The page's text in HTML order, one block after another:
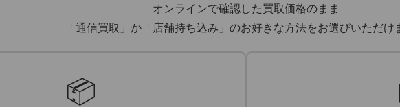
オンラインで確認した買取価格のまま
「通信買取」か「店舗持ち込み」のお好きな方法をお選びいただけ
📦